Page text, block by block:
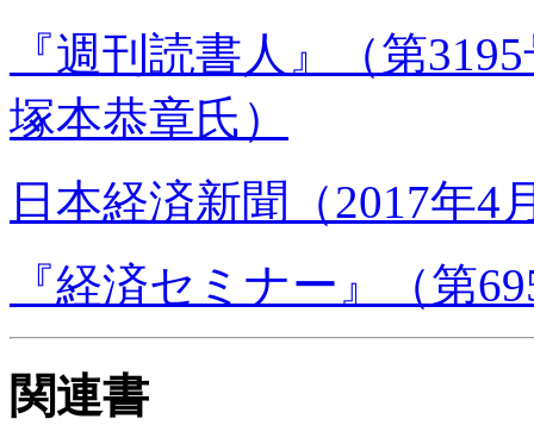
『週刊読書人』（第
塚本恭章氏）
日本経済新聞（2017年4
『経済セミナー』（第
関連書